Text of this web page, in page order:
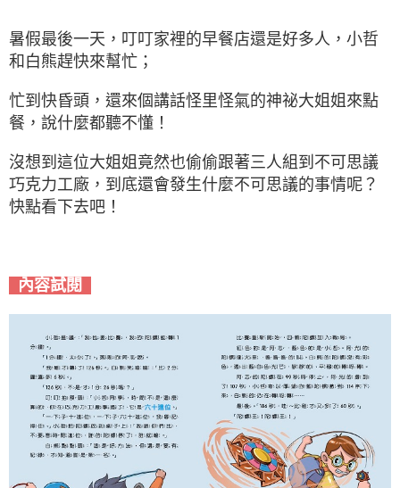
暑假最後一天，叮叮家裡的早餐店還是好多人，小哲
和白熊趕快來幫忙；
忙到快昏頭，還來個講話怪里怪氣的神祕大姐姐來點
餐，說什麼都聽不懂！
沒想到這位大姐姐竟然也偷偷跟著三人組到不可思議
巧克力工廠，到底還會發生什麼不可思議的事情呢？
快點看下去吧！
內容試閱